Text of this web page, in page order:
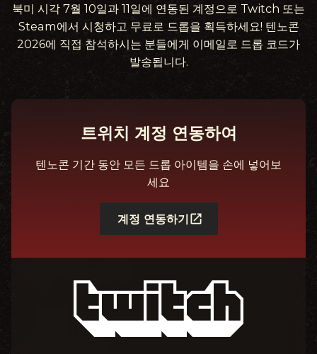
북미 시각 7월 10일과 11일에 연동된 계정으로 Twitch 또는
Steam에서 시청하고 무료로 드롭을 획득하세요! 텐노콘
2026에 직접 참석하시는 분들에게 이메일로 드롭 코드가
발송됩니다.
트위치 계정 연동하여
텐노콘 기간 동안 모든 드롭 아이템을 손에 넣어보
세요
계정 연동하기